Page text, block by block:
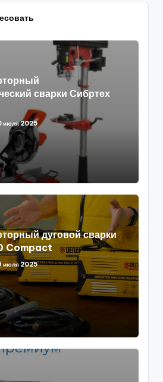
сварки Сибртех
июля 2025
дуговой сварки
Compact
июля 2025